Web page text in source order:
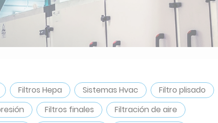
Filtros Hepa Sistemas Hvac
Filtro plisado
Filtros finales
Filtración de aire